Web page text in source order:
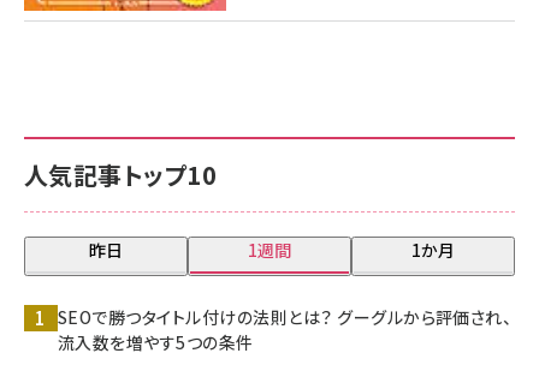
人気記事トップ10
昨日 1週間 1か月
SEOで勝つタイトル付けの法則とは？ グーグルから評価され、
流入数を増やす5つの条件